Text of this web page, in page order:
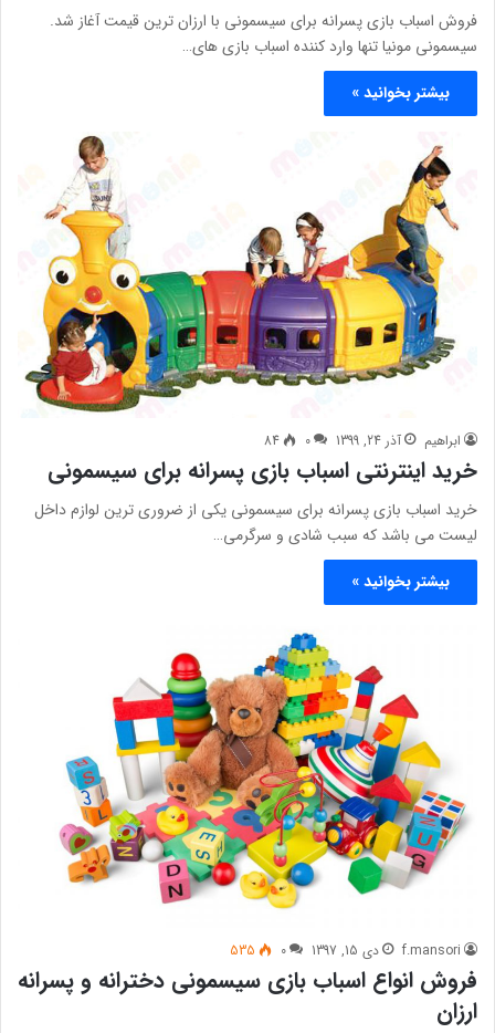
فروش اسباب بازی پسرانه برای سیسمونی با ارزان ترین قیمت آغاز شد.
سیسمونی مونیا تنها وارد کننده اسباب بازی های…
بیشتر بخوانید »
ابراهیم آذر 24, 1399 0
84
خرید اینترنتی اسباب بازی پسرانه برای سیسمونی
خرید اسباب بازی پسرانه برای سیسمونی یکی از ضروری ترین لوازم داخل
لیست می باشد که سبب شادی و سرگرمی…
بیشتر بخوانید »
f.mansori دی 15, 1397 0
535
فروش انواع اسباب بازی سیسمونی دخترانه و پسرانه
ارزان